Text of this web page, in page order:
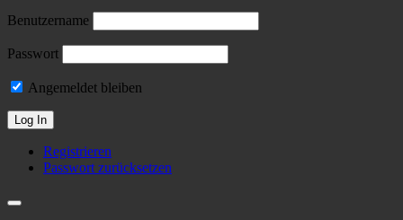
Benutzername
Passwort
Angemeldet bleiben
Registrieren
Passwort zurücksetzen